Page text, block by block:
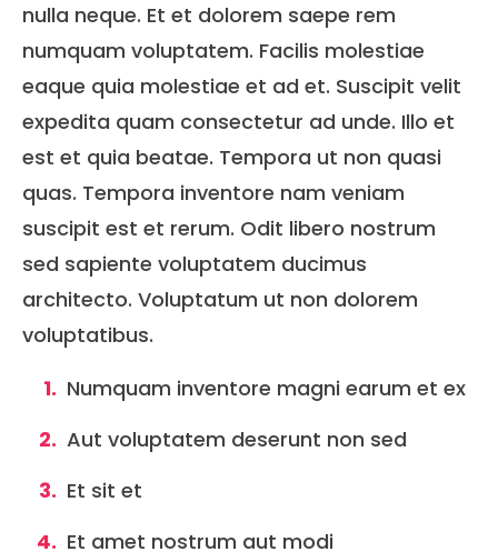
nulla neque. Et et dolorem saepe rem
numquam voluptatem. Facilis molestiae
eaque quia molestiae et ad et. Suscipit velit
expedita quam consectetur ad unde. Illo et
est et quia beatae. Tempora ut non quasi
quas. Tempora inventore nam veniam
suscipit est et rerum. Odit libero nostrum
sed sapiente voluptatem ducimus
architecto. Voluptatum ut non dolorem
voluptatibus.
Numquam inventore magni earum et ex
Aut voluptatem deserunt non sed
Et sit et
Et amet nostrum aut modi